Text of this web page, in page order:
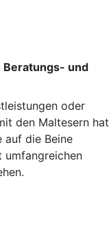
Beratungs- und
oder
den Maltesern hat
auf die Beine
umfangreichen